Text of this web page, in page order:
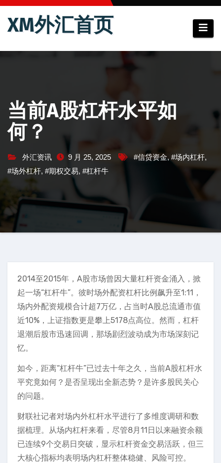
跳
XM外汇首页
当前A股杠杆水平如
何？
外汇资讯 9 月 25, 2025 #信贷资金, #场内杠杆,
#场外杠杆, #期权交易, #杠杆牛
2014至2015年，A股市场曾因大量杠杆资金涌入，掀
起一场“杠杆牛”。彼时场外配资杠杆比例飙升至1:11，
场内外配资规模合计超7万亿，占当时A股总流通市值
近10%，上证指数更是攀上5178点高位。然而，杠杆
退潮后股市迅速回调，那场剧烈波动成为市场深刻记
忆。
如今，距离“杠杆牛”已过去十年之久，当前A股杠杆水
平究竟如何？是否呈现出全新态势？是许多股民关心
的问题。
财联社记者对场内外杠杆水平进行了多维度调研和数
据梳理。从场内杠杆来看，尽管8月11日以来融资余额
已连续9个交易日突破，显示杠杆资金交易活跃，但三
大核心指标均表明场内杠杆整体稳健、风险可控。